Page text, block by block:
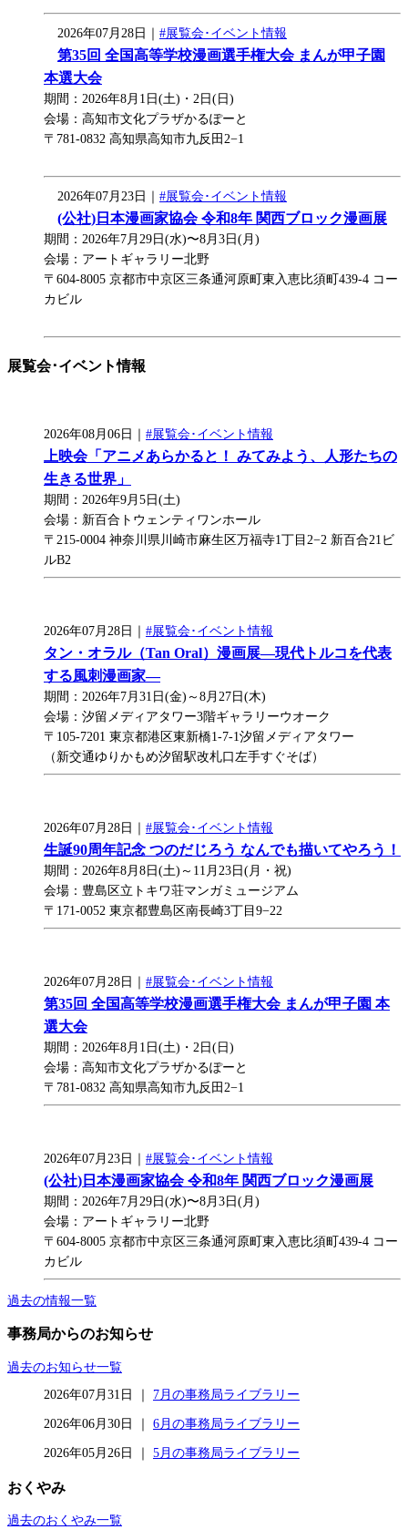
2026年07月28日｜ #展覧会･イベント情報
第35回 全国高等学校漫画選手権大会 まんが甲子園
本選大会
期間：2026年8月1日(土)・2日(日)
会場：高知市文化プラザかるぽーと
〒781-0832 高知県高知市九反田2−1
2026年07月23日｜ #展覧会･イベント情報
(公社)日本漫画家協会 令和8年 関西ブロック漫画展
期間：2026年7月29日(水)〜8月3日(月)
会場：アートギャラリー北野
〒604-8005 京都市中京区三条通河原町東入恵比須町439-4 コー
カビル
展覧会･イベント情報
2026年08月06日｜ #展覧会･イベント情報
上映会「アニメあらかると！ みてみよう、人形たちの
生きる世界」
期間：2026年9月5日(土)
会場：新百合トウェンティワンホール
〒215-0004 神奈川県川崎市麻生区万福寺1丁目2−2 新百合21ビ
ルB2
2026年07月28日｜ #展覧会･イベント情報
タン・オラル（Tan Oral）漫画展―現代トルコを代表
する風刺漫画家―
期間：2026年7月31日(金)～8月27日(木)
会場：汐留メディアタワー3階ギャラリーウオーク
〒105-7201 東京都港区東新橋1-7-1汐留メディアタワー
（新交通ゆりかもめ汐留駅改札口左手すぐそば）
2026年07月28日｜ #展覧会･イベント情報
生誕90周年記念 つのだじろう なんでも描いてやろう！
期間：2026年8月8日(土)～11月23日(月・祝)
会場：豊島区立トキワ荘マンガミュージアム
〒171-0052 東京都豊島区南長崎3丁目9−22
2026年07月28日｜ #展覧会･イベント情報
第35回 全国高等学校漫画選手権大会 まんが甲子園 本
選大会
期間：2026年8月1日(土)・2日(日)
会場：高知市文化プラザかるぽーと
〒781-0832 高知県高知市九反田2−1
2026年07月23日｜ #展覧会･イベント情報
(公社)日本漫画家協会 令和8年 関西ブロック漫画展
期間：2026年7月29日(水)〜8月3日(月)
会場：アートギャラリー北野
〒604-8005 京都市中京区三条通河原町東入恵比須町439-4 コー
カビル
過去の情報一覧
事務局からのお知らせ
過去のお知らせ一覧
2026年07月31日 ｜ 7月の事務局ライブラリー
2026年06月30日 ｜ 6月の事務局ライブラリー
2026年05月26日 ｜ 5月の事務局ライブラリー
おくやみ
過去のおくやみ一覧